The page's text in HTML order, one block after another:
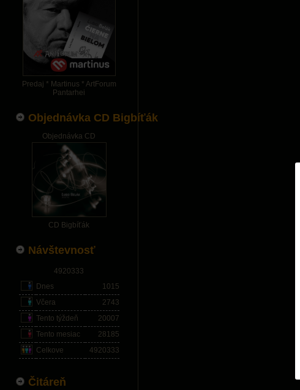
Predaj * Martinus * ArtForum
Pantarhei
Objednávka CD Bigbíťák
Objednávka CD
CD Bigbíťák
Návštevnosť
4920333
Dnes
1015
Včera
2743
Tento týždeň
20007
Tento mesiac
28185
Celkove
4920333
Čitáreň